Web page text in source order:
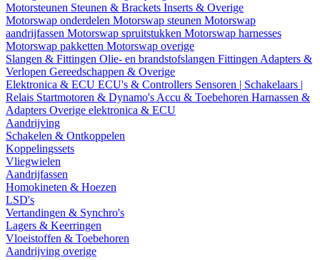
Motorsteunen Steunen & Brackets Inserts & Overige
Motorswap onderdelen Motorswap steunen Motorswap
aandrijfassen Motorswap spruitstukken Motorswap harnesses
Motorswap pakketten Motorswap overige
Slangen & Fittingen Olie- en brandstofslangen Fittingen Adapters &
Verlopen Gereedschappen & Overige
Elektronica & ECU ECU's & Controllers Sensoren | Schakelaars |
Relais Startmotoren & Dynamo's Accu & Toebehoren Harnassen &
Adapters Overige elektronica & ECU
Aandrijving
Schakelen & Ontkoppelen
Koppelingssets
Vliegwielen
Aandrijfassen
Homokineten & Hoezen
LSD's
Vertandingen & Synchro's
Lagers & Keerringen
Vloeistoffen & Toebehoren
Aandrijving overige